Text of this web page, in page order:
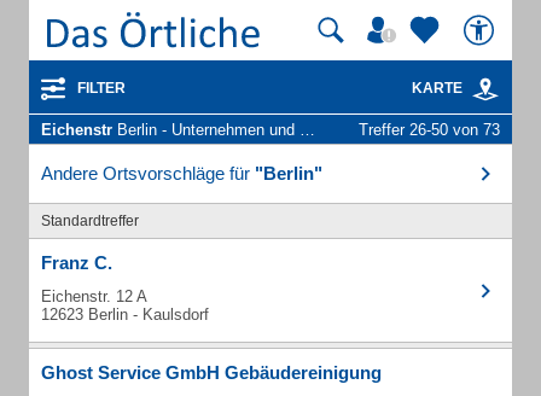
FILTER KARTE
Eichenstr Berlin - Unternehmen und Personen Treffer 26-50 von 73
Andere Ortsvorschläge für "Berlin"
Standardtreffer
Franz C.
Eichenstr. 12 A
12623 Berlin - Kaulsdorf
Ghost Service GmbH Gebäudereinigung